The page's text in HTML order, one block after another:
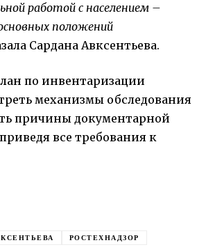
работой с населением –
положений
Сардана Авксентьева.
по инвентаризации
механизмы обследования
причины документарной
все требования к
РОСТЕХНАДЗОР